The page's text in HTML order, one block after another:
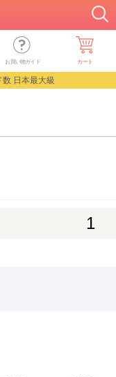
お買い物ガイド カート
日本最大級
1